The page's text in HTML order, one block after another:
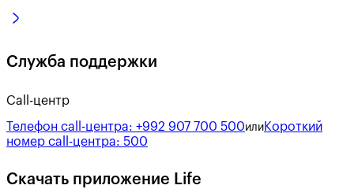
Служба поддержки
Call-центр
Телефон call-центра: +992 907 700 500или Короткий
номер call-центра: 500
Скачать приложение Life